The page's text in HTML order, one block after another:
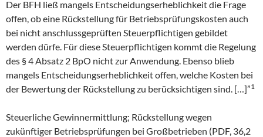
Der BFH ließ mangels Entscheidungserheblichkeit die Frage
offen, ob eine Rückstellung für Betriebsprüfungskosten auch
bei nicht anschlussgeprüften Steuerpflichtigen gebildet
werden dürfe. Für diese Steuerpflichtigen kommt die Regelung
des § 4 Absatz 2 BpO nicht zur Anwendung. Ebenso blieb
mangels Entscheidungserheblichkeit offen, welche Kosten bei
der Bewertung der Rückstellung zu berücksichtigen sind. […]”1
Steuerliche Gewinnermittlung; Rückstellung wegen
zukünftiger Betriebsprüfungen bei Großbetrieben (PDF, 36,2